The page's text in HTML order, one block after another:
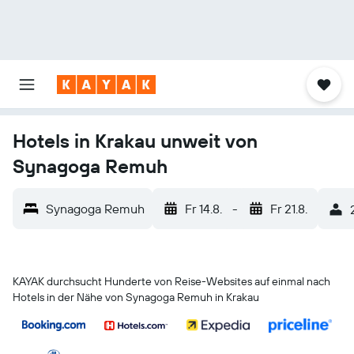
Hotels in Krakau unweit von
Synagoga Remuh
Synagoga Remuh Fr 14.8. - Fr 21.8.
KAYAK durchsucht Hunderte von Reise-Websites auf einmal nach
Hotels in der Nähe von Synagoga Remuh in Krakau